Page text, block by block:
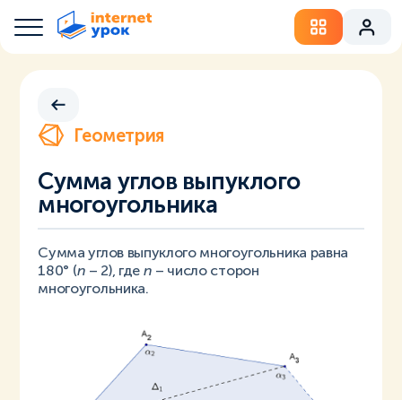
Геометрия
Сумма углов выпуклого
многоугольника
Сумма углов выпуклого многоугольника равна
180° (n – 2), где n – число сторон
многоугольника.